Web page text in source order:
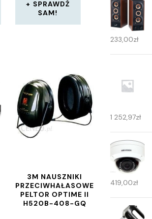
SPRAWDŹ
SAM!
3M NAUSZNIKI
PRZECIWHAŁASOWE
PELTOR OPTIME II
H520B-408-GQ
233,00zł
1 252,97zł
419,00zł